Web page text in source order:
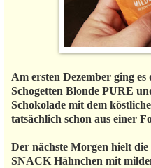
Am ersten Dezember ging
Schogetten Blonde PURE
Schokolade mit dem
tatsächlich schon aus einer
Der nächste Morgen hielt
SNACK Hähnchen mit